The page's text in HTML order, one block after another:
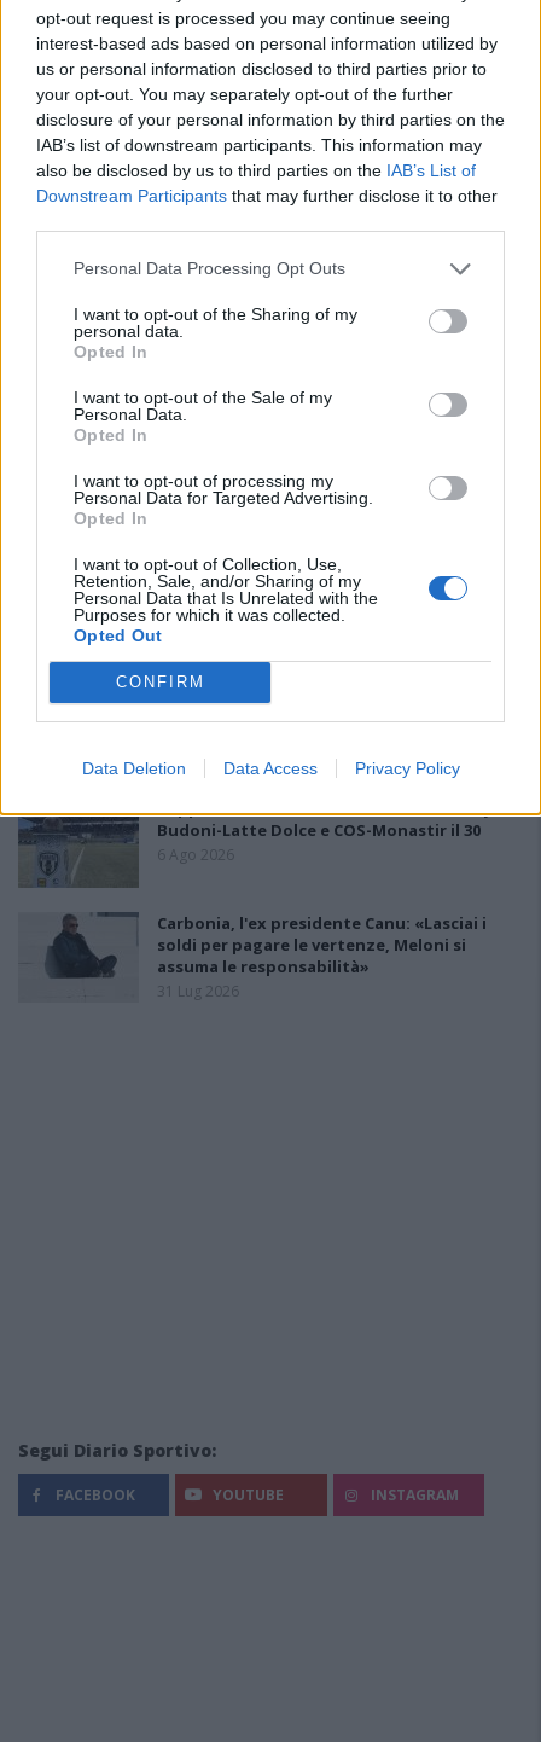
opt-out request is processed you may continue seeing
interest-based ads based on personal information utilized by
us or personal information disclosed to third parties prior to
your opt-out. You may separately opt-out of the further
disclosure of your personal information by third parties on the
IAB’s list of downstream participants. This information may
also be disclosed by us to third parties on the IAB’s List of
Downstream Participants that may further disclose it to other
Personal Data Processing Opt Outs
I want to opt-out of the Sharing of my
personal data.
Opted In
I want to opt-out of the Sale of my
Personal Data.
Opted In
I want to opt-out of processing my
Personal Data for Targeted Advertising.
Opted In
I want to opt-out of Collection, Use,
Retention, Sale, and/or Sharing of my
Personal Data that Is Unrelated with the
Purposes for which it was collected.
Opted Out
CONFIRM
Data Deletion Data Access Privacy Policy
PIÙ LETTI OGGI
Manuel Rinino e Samuele Vacca
6 Ago 2026
L'Ossese si prepara all'esordio in D: Forzati,
Cabrera, Tesio, Limongelli, Bolzicco e tanti
giovani tra i…
7 Ago 2026
Le 5 sarde ancora nel girone G con 8 squadre
6 Ago 2026
Coppa Italia: Aranova-Ossese il 23, i derby
Budoni-Latte Dolce e COS-Monastir il 30
6 Ago 2026
Carbonia, l'ex presidente Canu: «Lasciai i
soldi per pagare le vertenze, Meloni si
assuma le responsabilità»
31 Lug 2026
Segui Diario Sportivo:
FACEBOOK YOUTUBE INSTAGRAM